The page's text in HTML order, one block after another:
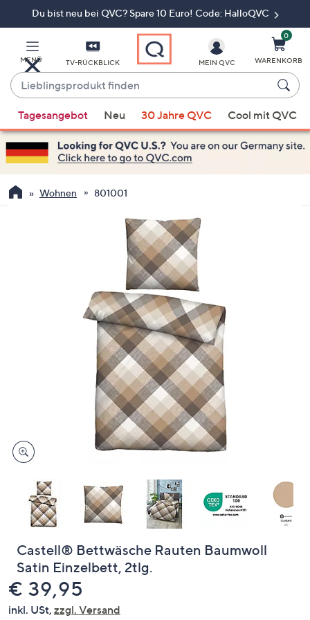
Du bist neu bei QVC? Spare 10 Euro! Code: HalloQVC
MENÜ TV-RÜCKBLICK
Lieblingsprodukt
finden
Vorschläge
verfügbar
sind,
verwenden
Sie
links
bzw.
diese
anzuzeigen.
MEIN QVC
0
WARENKORB
Tagesangebot Neu 30 Jahre QVC Cool mit QVC
Wohnen 801001
Castell® Bettwäsche Rauten Baumwoll
Satin Einzelbett, 2tlg.
Gelöscht
€ 39,95
inkl. USt, zzgl. Versand